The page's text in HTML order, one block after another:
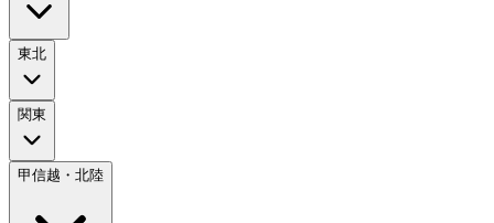
東北
関東
甲信越・北陸